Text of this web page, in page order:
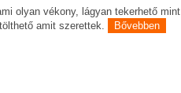
olyan vékony, lágyan tekerhető mint
amit szerettek.
Bővebben